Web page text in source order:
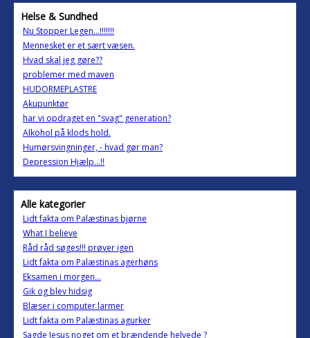
Helse & Sundhed
Nu Stopper Legen...!!!!!!!
Mennesket er et sært væsen.
Hvad skal jeg gøre??
problemer med maven
HUDORMEPLASTRE
Akupunktør
har vi opdraget en "svag" generation?
Alkohol på klods hold.
Humørsvingninger, - hvad gør man?
Depression Hjælp...!!
Alle kategorier
Lidt fakta om Palæstinas bjørne
What I believe
Råd råd søges!!! prøver igen
Lidt fakta om Palæstinas agerhøns
Eksamen i morgen...
Gik og blev hidsig
Blæser i computer larmer
Lidt fakta om Palæstinas agurker
Sagde Jesus noget om et brændende helvede ?